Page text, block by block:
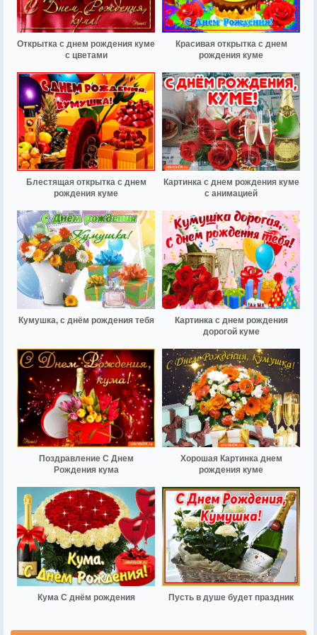
Открытка с днем рождения куме
с цветами
Красивая открытка с днем
рождения куме
Блестящая открытка с днем
рождения куме
Картинка с днем рождения куме
с анимацией
Кумушка, с днём рождения тебя
Картинка с днем рождения
дорогой куме
Поздравление С Днем
Рождения кума
Хорошая Картинка днем
рождения куме
Кума С днём рождения Пусть в душе будет праздник